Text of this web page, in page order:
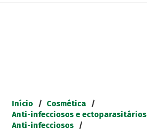
Início / Cosmética
/
Anti-infecciosos e ectoparasitários
Anti-infecciosos /